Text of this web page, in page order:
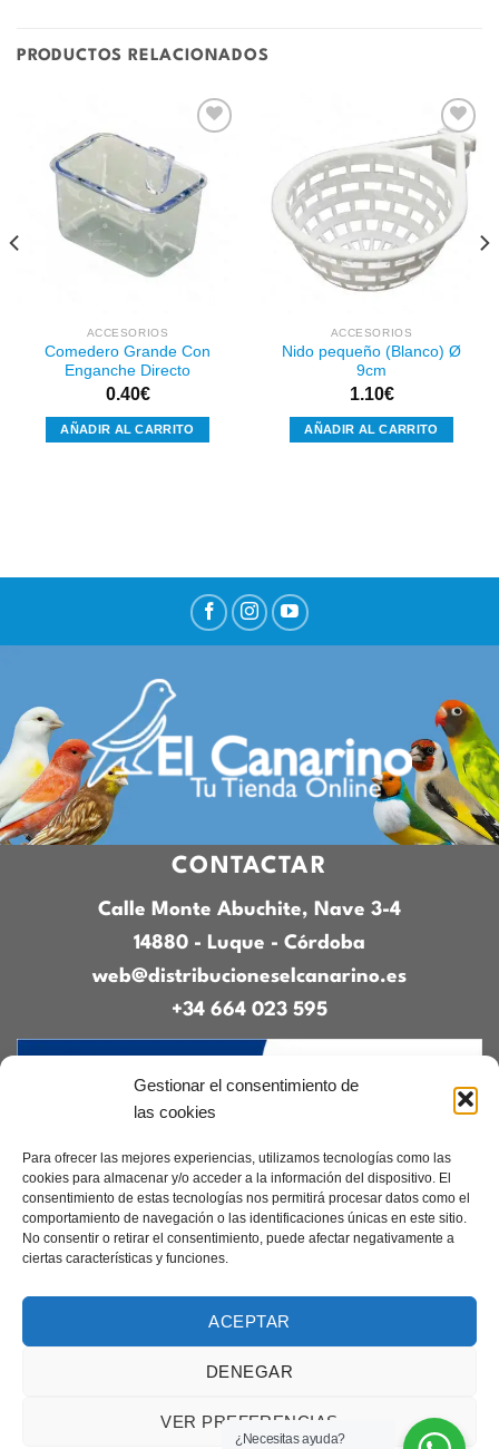
Gestionar el consentimiento de
las cookies
Para ofrecer las mejores experiencias, utilizamos tecnologías como las
cookies para almacenar y/o acceder a la información del dispositivo. El
consentimiento de estas tecnologías nos permitirá procesar datos como el
comportamiento de navegación o las identificaciones únicas en este sitio.
No consentir o retirar el consentimiento, puede afectar negativamente a
ciertas características y funciones.
ACEPTAR
DENEGAR
VER PREFERENCIAS
PRODUCTOS RELACIONADOS
Añadir
a la
lista de
deseos
ACCESORIOS
Comedero Grande Con
Enganche Directo
0.40€
AÑADIR AL CARRITO
Añadir
a la
lista de
deseos
ACCESORIOS
Nido pequeño (Blanco) Ø
9cm
1.10€
AÑADIR AL CARRITO
CONTACTAR
Calle Monte Abuchite, Nave 3-4
14880 - Luque - Córdoba
web@distribucioneselcanarino.es
+34 664 023 595
Contacto|Incidencias|Devoluciones|
Condiciones generales
Diseñado porCreacionesDigitales.es
Elcanarino.com pertenece al grupo Distribuciones el
Canarino SL
¿Necesitas ayuda?